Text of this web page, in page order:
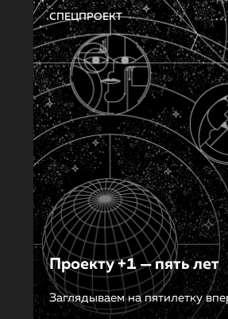
СПЕЦПРОЕКТ
Проекту +1 — пять лет
Заглядываем на пятилетку